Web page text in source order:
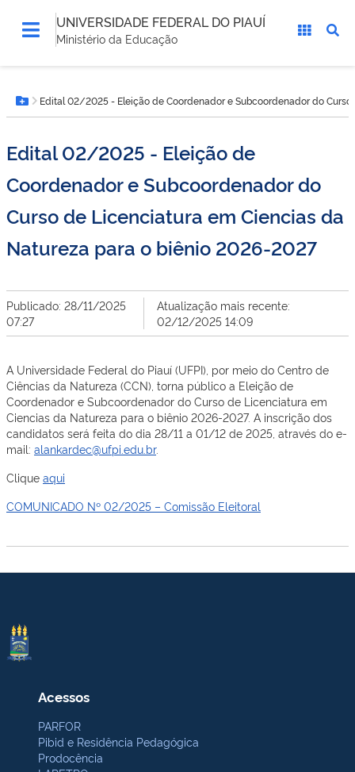
UNIVERSIDADE FEDERAL DO PIAUÍ
Ministério da Educação
está
aqui:Botão Menu
Edital 02/2025 - Eleição de Coordenador e Subcoordenador do
Edital 02/2025 - Eleição de
Coordenador e Subcoordenador do
Curso de Licenciatura em Ciencias da
Natureza para o biênio 2026-2027
Publicado: 28/11/2025
07:27
Atualização mais recente:
02/12/2025 14:09
A Universidade Federal do Piauí (UFPI), por meio do Centro de
Ciências da Natureza (CCN), torna público a Eleição de
Coordenador e Subcoordenador do Curso de Licenciatura em
Ciencias da Natureza para o biênio 2026-2027. A inscrição dos
candidatos será feita do dia 28/11 a 01/12 de 2025, através do e-
mail: alankardec@ufpi.edu.br.
Clique aqui
COMUNICADO Nº 02/2025 – Comissão Eleitoral
Acessos
PARFOR
Pibid e Residência Pedagógica
Prodocência